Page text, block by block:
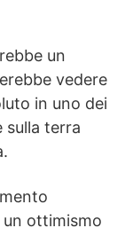
un
vedere
in uno dei
sulla terra
un ottimismo